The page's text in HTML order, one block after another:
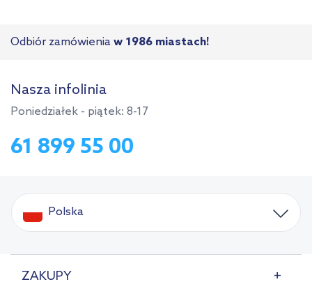
Odbiór zamówienia w 1986 miastach!
Nasza infolinia
Poniedziałek - piątek: 8-17
61 899 55 00
Polska
ZAKUPY